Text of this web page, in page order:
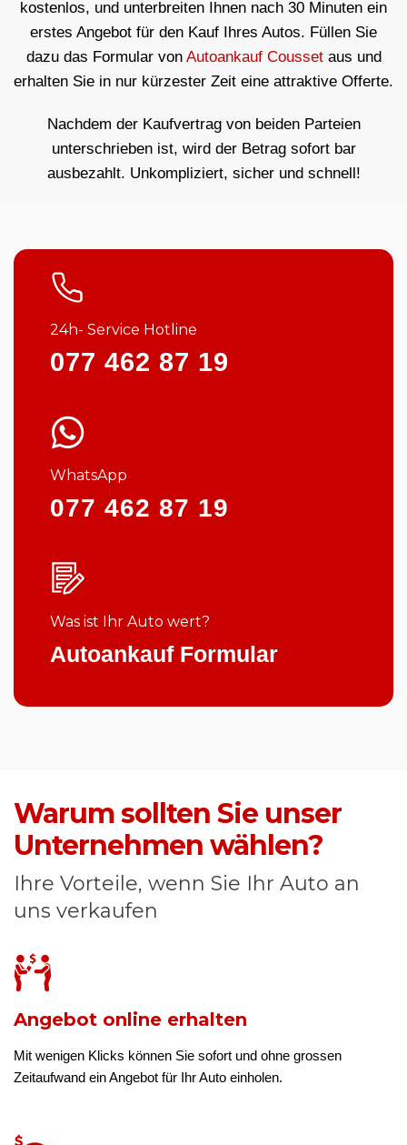
kostenlos, und unterbreiten Ihnen nach 30 Minuten ein
erstes Angebot für den Kauf Ihres Autos. Füllen Sie
dazu das Formular von Autoankauf Coussetaus und
erhalten Sie in nur kürzester Zeit eine attraktive Offerte.
Nachdem der Kaufvertrag von beiden Parteien
unterschrieben ist, wird der Betrag sofort bar
ausbezahlt. Unkompliziert, sicher und schnell!
24h- Service Hotline
077 462 87 19
WhatsApp
077 462 87 19
Was ist Ihr Auto wert?
Autoankauf Formular
Warum sollten Sie unser
Unternehmen wählen?
Ihre Vorteile, wenn Sie Ihr Auto an
uns verkaufen
Angebot online erhalten
Mit wenigen Klicks können Sie sofort und ohne grossen
Zeitaufwand ein Angebot für Ihr Auto einholen.